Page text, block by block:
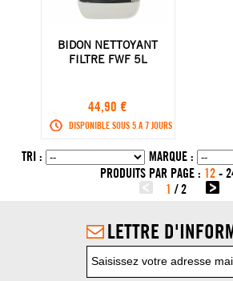
BIDON NETTOYANT
FILTRE FWF 5L
44,90 €
DISPONIBLE SOUS 5 A 7 JOURS
TRI :
MARQUE :
PRODUITS PAR PAGE : 12 -
1 /2
LETTRE